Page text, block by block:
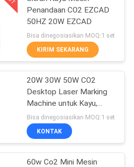
Serat
25
Penandaan CO2 EZCAD
50HZ 20W EZCAD
Bisa dinegosiasikan MOQ:1 set
KIRIM SEKARANG
20W 30W 50W CO2
Desktop Laser Marking
Machine untuk Kayu,
Kulit, dan Bahan Non-
logam.
Bisa dinegosiasikan MOQ:1 set
KONTAK
60w Co2 Mini Mesin